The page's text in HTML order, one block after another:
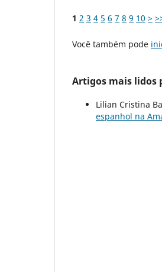
1 2 3 4 5 6 7 8 9 10 >
Você também pode
Artigos mais lidos
Lilian Cristina
espanhol na